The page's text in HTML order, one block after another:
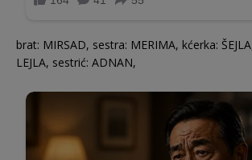
brat: MIRSAD, sestra: MERIMA, kćerka:
LEJLA, sestrić: ADNAN,